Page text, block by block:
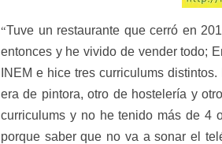
“Tuve un restaurante que cerró en
entonces y he vivido de vender todo;
INEM e hice tres curriculums
era de pintora, otro de hostelería y
curriculums y no he tenido más de 4
porque saber que no va a sonar el